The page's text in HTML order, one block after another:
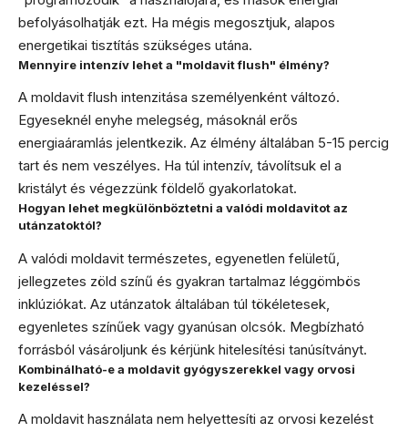
befolyásolhatják ezt. Ha mégis megosztjuk, alapos
energetikai tisztítás szükséges utána.
Mennyire intenzív lehet a "moldavit flush" élmény?
A moldavit flush intenzitása személyenként változó.
Egyeseknél enyhe melegség, másoknál erős
energiaáramlás jelentkezik. Az élmény általában 5-15 percig
tart és nem veszélyes. Ha túl intenzív, távolítsuk el a
kristályt és végezzünk földelő gyakorlatokat.
Hogyan lehet megkülönböztetni a valódi moldavitot az
utánzatoktól?
A valódi moldavit természetes, egyenetlen felületű,
jellegzetes zöld színű és gyakran tartalmaz léggömbös
inklúziókat. Az utánzatok általában túl tökéletesek,
egyenletes színűek vagy gyanúsan olcsók. Megbízható
forrásból vásároljunk és kérjünk hitelesítési tanúsítványt.
Kombinálható-e a moldavit gyógyszerekkel vagy orvosi
kezeléssel?
A moldavit használata nem helyettesíti az orvosi kezelést